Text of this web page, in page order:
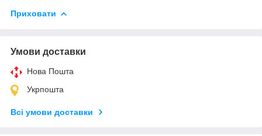
Приховати
Умови доставки
Нова Пошта
Укрпошта
Всі умови доставки